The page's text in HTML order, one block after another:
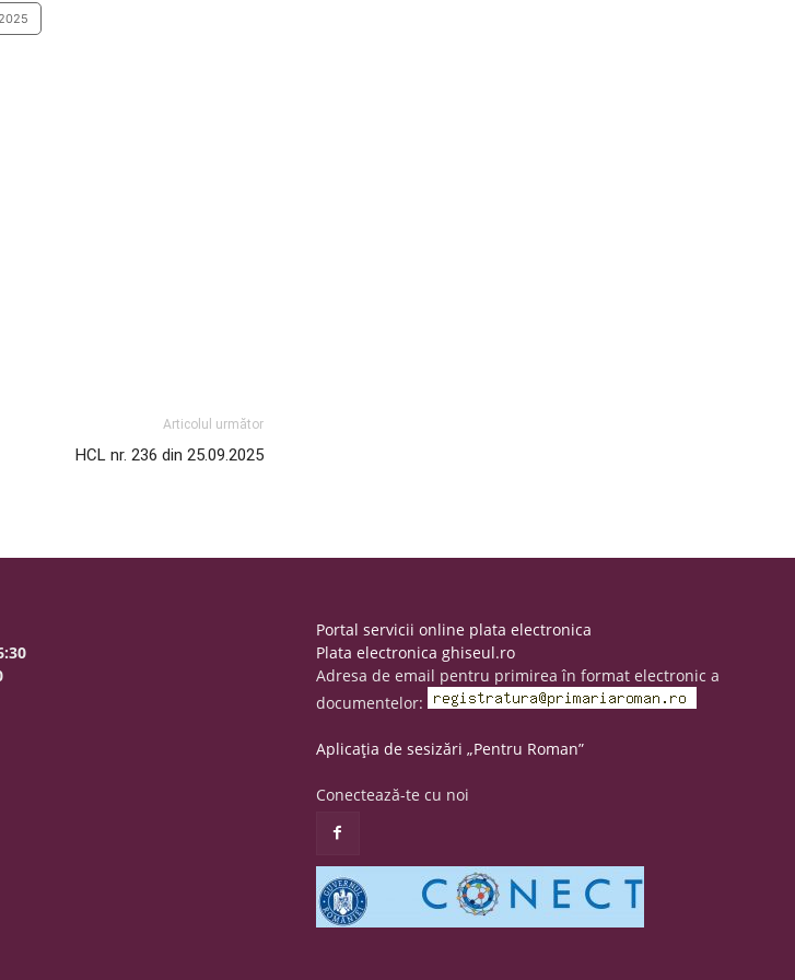
Articolul următor
HCL nr. 236 din 25.09.2025
Portal servicii online plata electronica
Plata electronica ghiseul.ro
Adresa de email pentru primirea în format electronic a
documentelor:
Aplicația de sesizări „Pentru Roman”
Conectează-te cu noi